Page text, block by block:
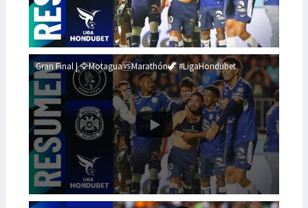
Gran Final | 🦅Motagua🆚Marathón🦖 #LigaHondubet